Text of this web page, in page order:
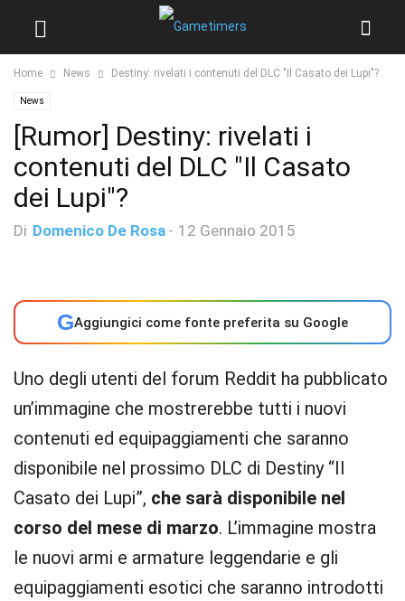
Home News Destiny: rivelati i contenuti del DLC "Il Casato dei Lupi"?
News
[Rumor] Destiny: rivelati i
contenuti del DLC "Il Casato
dei Lupi"?
Di Domenico De Rosa - 12 Gennaio 2015
GAggiungici come fonte preferita su Google
Uno degli utenti del forum Reddit ha pubblicato
un’immagine che mostrerebbe tutti i nuovi
contenuti ed equipaggiamenti che saranno
disponibile nel prossimo DLC di Destiny “Il
Casato dei Lupi”, che sarà disponibile nel
corso del mese di marzo. L’immagine mostra
le nuovi armi e armature leggendarie e gli
equipaggiamenti esotici che saranno introdotti